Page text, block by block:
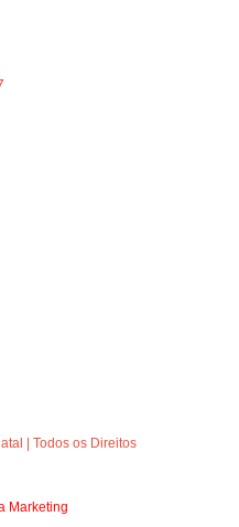
| Todos os Direitos
Marketing